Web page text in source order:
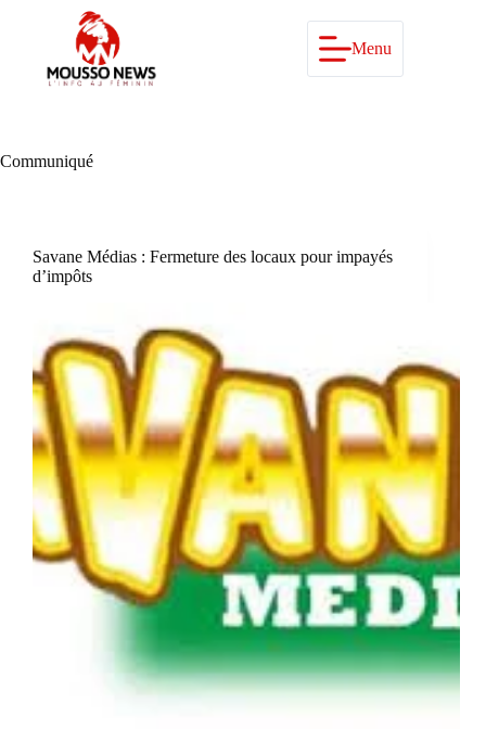
Menu
Communiqué
Savane Médias : Fermeture des locaux pour impayés
d’impôts